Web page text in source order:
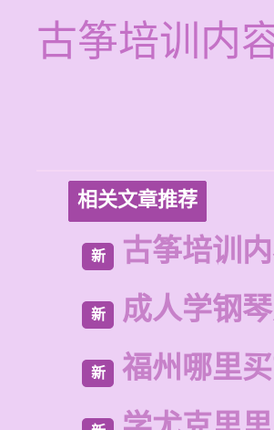
古筝培训内
相关文章推荐
新 古筝培训
新 成人学钢
新 福州哪里